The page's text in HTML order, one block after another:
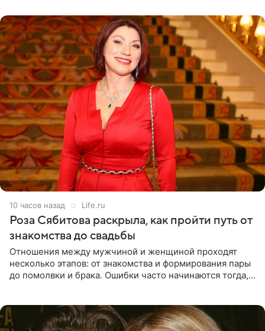
10 часов назад Life.ru
Роза Сябитова раскрыла, как пройти путь от
знакомства до свадьбы
Отношения между мужчиной и женщиной проходят
несколько этапов: от знакомства и формирования пары
до помолвки и брака. Ошибки часто начинаются тогда,